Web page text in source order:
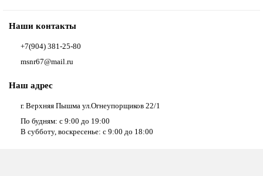
Наши контакты
+7(904) 381-25-80
msnr67@mail.ru
Наш адрес
г. Верхняя Пышма ул.Огнеупорщиков 22/1
По будням: с 9:00 до 19:00
В субботу, воскресенье: с 9:00 до 18:00